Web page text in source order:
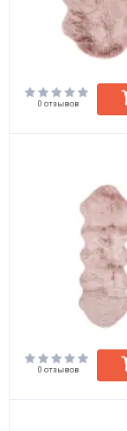
0 отзывов
0 отзывов